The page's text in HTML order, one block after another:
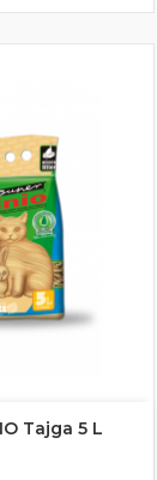
Tajga 5 L
podgląd